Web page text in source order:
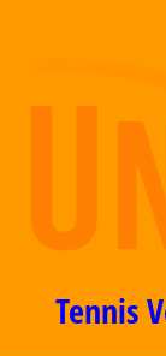
Tennis